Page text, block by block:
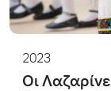
2023
Οι